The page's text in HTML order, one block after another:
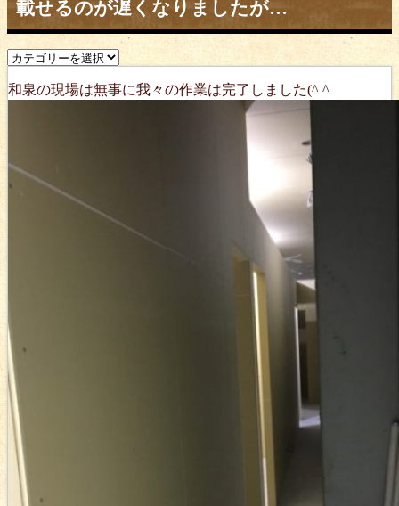
載せるのが遅くなりましたが…
和泉の現場は無事に我々の作業は完了しました(^ ^